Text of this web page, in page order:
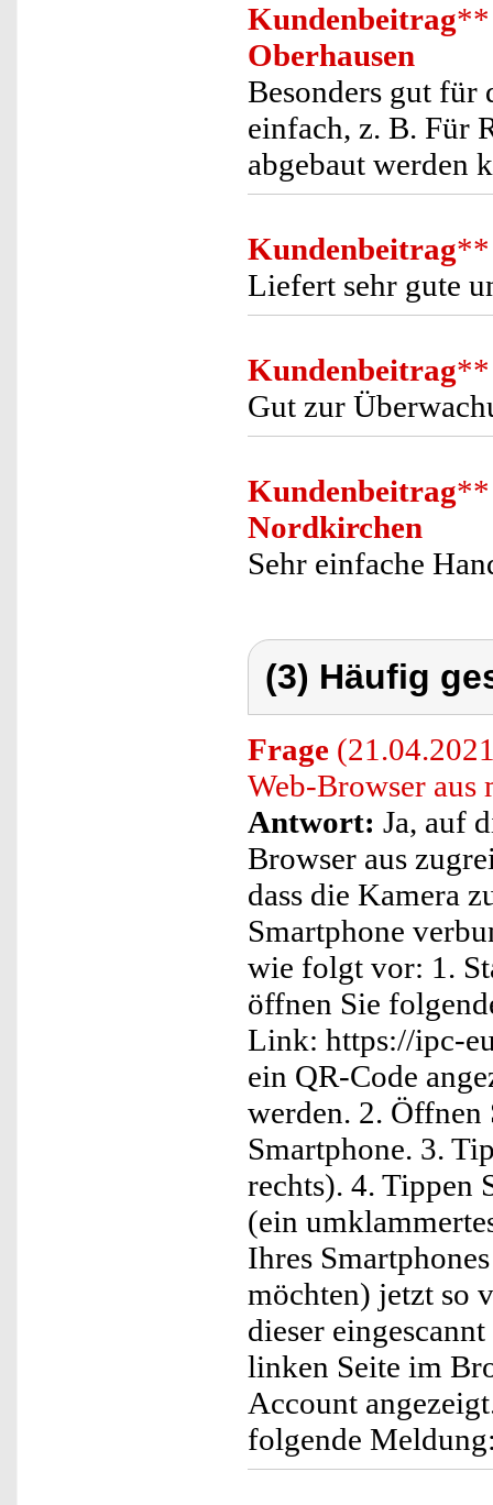
Kundenbeitrag**
Oberhausen
Besonders gut für
einfach, z. B. Für
abgebaut werden
Kundenbeitrag**
Liefert sehr gute
Kundenbeitrag**
Gut zur
Kundenbeitrag**
Nordkirchen
Sehr einfache
(3) Häufig
Frage
Web-Browser aus
Antwort: Ja, auf
Browser aus
dass die Kamera
Smartphone
wie folgt vor: 1.
öffnen Sie
Link: https://ipc-
ein QR-Code
werden. 2.
Smartphone. 3.
rechts). 4. Tippen
(ein
Ihres
möchten) jetzt so
dieser
linken Seite im
Account
folgende